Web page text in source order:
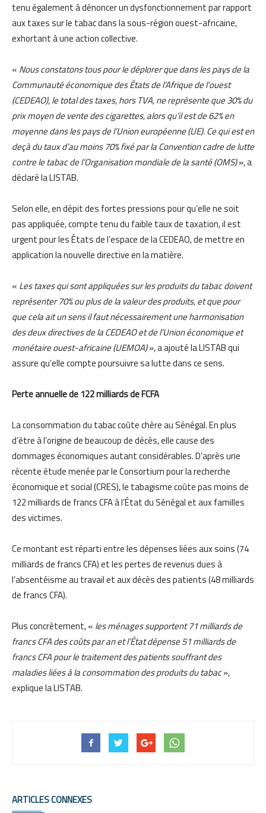
tenu également à dénoncer un dysfonctionnement par rapport
aux taxes sur le tabac dans la sous-région ouest-africaine,
exhortant à une action collective.
« Nous constatons tous pour le déplorer que dans les pays de la
Communauté économique des États de l’Afrique de l’ouest
(CEDEAO), le total des taxes, hors TVA, ne représente que 30% du
prix moyen de vente des cigarettes, alors qu’il est de 62% en
moyenne dans les pays de l’Union européenne (UE). Ce qui est en
deçà du taux d’au moins 70% fixé par la Convention cadre de lutte
contre le tabac de l’Organisation mondiale de la santé (OMS)», a
déclaré la LISTAB.
Selon elle, en dépit des fortes pressions pour qu’elle ne soit
pas appliquée, compte tenu du faible taux de taxation, il est
urgent pour les États de l’espace de la CEDEAO, de mettre en
application la nouvelle directive en la matière.
« Les taxes qui sont appliquées sur les produits du tabac doivent
représenter 70% ou plus de la valeur des produits, et que pour
que cela ait un sens il faut nécessairement une harmonisation
des deux directives de la CEDEAO et de l’Union économique et
monétaire ouest-africaine (UEMOA)», a ajouté la LISTAB qui
assure qu’elle compte poursuivre sa lutte dans ce sens.
Perte annuelle de 122 milliards de FCFA
La consommation du tabac coûte chère au Sénégal. En plus
d’être à l’origine de beaucoup de décès, elle cause des
dommages économiques autant considérables. D’après une
récente étude menée par le Consortium pour la recherche
économique et social (CRES), le tabagisme coûte pas moins de
122 milliards de francs CFA à l’État du Sénégal et aux familles
des victimes.
Ce montant est réparti entre les dépenses liées aux soins (74
milliards de francs CFA) et les pertes de revenus dues à
l’absentéisme au travail et aux décès des patients (48 milliards
de francs CFA).
Plus concrètement, « les ménages supportent 71 milliards de
francs CFA des coûts par an et l’État dépense 51 milliards de
francs CFA pour le traitement des patients souffrant des
maladies liées à la consommation des produits du tabac»,
explique la LISTAB.
ARTICLES CONNEXES